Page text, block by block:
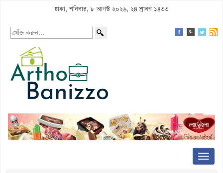
ঢাকা, শনিবার, ৮ আগস্ট ২০২৬, ২৪ শ্রাবণ ১৪৩৩